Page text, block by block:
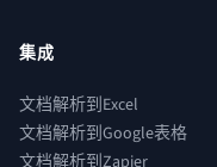
集成
文档解析到Excel
文档解析到Google表格